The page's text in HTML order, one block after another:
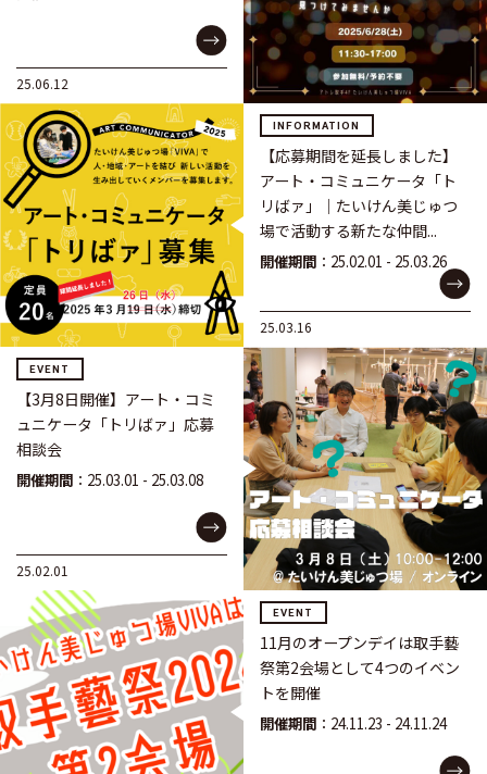
25.06.12
INFORMATION
【応募期間を延長しました】
アート・コミュニケータ「ト
リばァ」｜たいけん美じゅつ
場で活動する新たな仲間...
開催期間 ：25.02.01 - 25.03.26
25.03.16
EVENT
【3月8日開催】アート・コミ
ュニケータ「トリばァ」応募
相談会
開催期間 ：25.03.01 - 25.03.08
25.02.01
EVENT
11月のオープンデイは取手藝
祭第2会場として4つのイベン
トを開催
開催期間 ：24.11.23 - 24.11.24